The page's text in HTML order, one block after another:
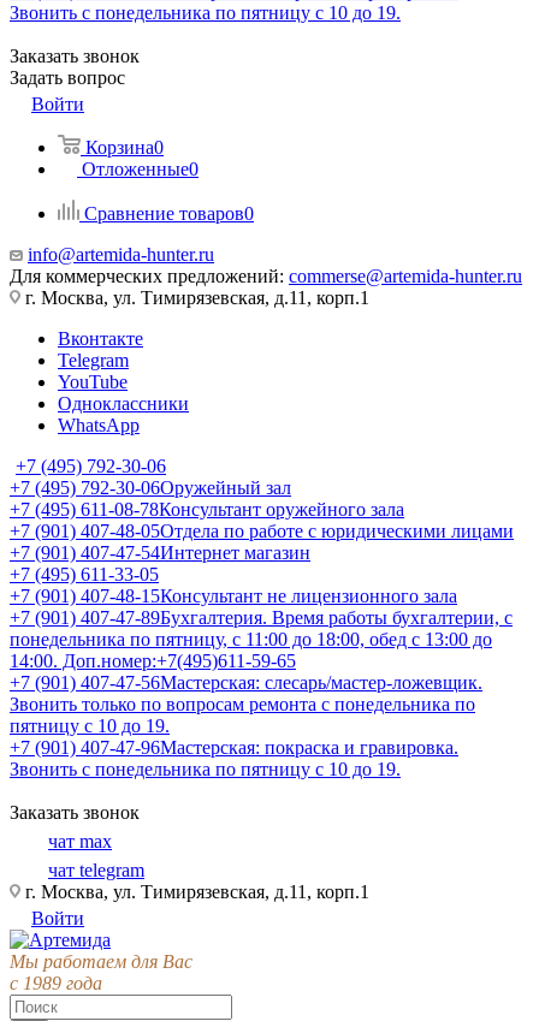
Звонить с понедельника по пятницу с 10 до 19.
Заказать звонок
Задать вопрос
Войти
Корзина0
Отложенные0
Сравнение товаров0
info@artemida-hunter.ru
Для коммерческих предложений: commerse@artemida-hunter.ru
г. Москва, ул. Тимирязевская, д.11, корп.1
Вконтакте
Telegram
YouTube
Одноклассники
WhatsApp
+7 (495) 792-30-06
+7 (495) 792-30-06Оружейный зал
+7 (495) 611-08-78Консультант оружейного зала
+7 (901) 407-48-05Отдела по работе с юридическими лицами
+7 (901) 407-47-54Интернет магазин
+7 (495) 611-33-05
+7 (901) 407-48-15Консультант не лицензионного зала
+7 (901) 407-47-89Бухгалтерия. Время работы бухгалтерии, с
понедельника по пятницу, с 11:00 до 18:00, обед с 13:00 до
14:00. Доп.номер:+7(495)611-59-65
+7 (901) 407-47-56Мастерская: слесарь/мастер-ложевщик.
Звонить только по вопросам ремонта с понедельника по
пятницу с 10 до 19.
+7 (901) 407-47-96Мастерская: покраска и гравировка.
Звонить с понедельника по пятницу с 10 до 19.
Заказать звонок
чат max
чат telegram
г. Москва, ул. Тимирязевская, д.11, корп.1
Войти
Мы работаем для Вас
с 1989 года